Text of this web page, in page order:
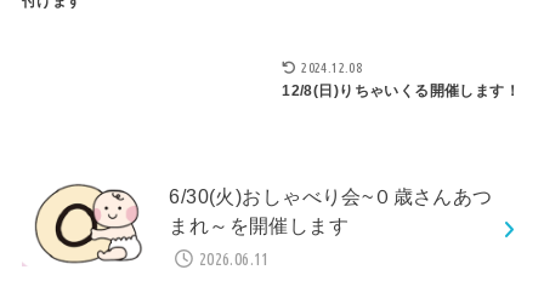
2024.12.08
12/8(日)りちゃいくる開催します！
6/30(火)おしゃべり会~０歳さんあつ
まれ～を開催します
2026.06.11